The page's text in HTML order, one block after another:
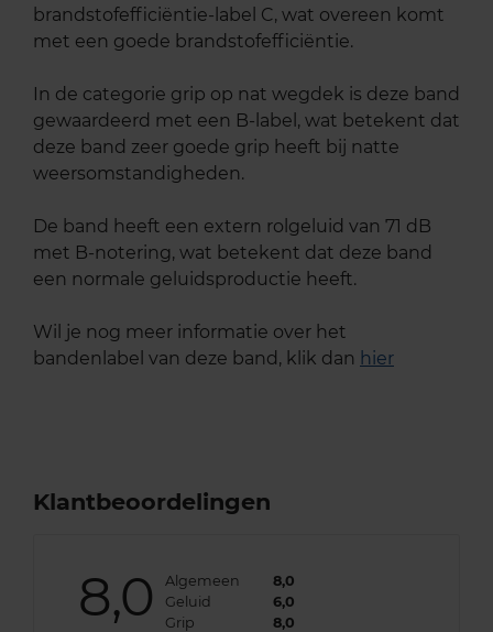
brandstofefficiëntie-label C, wat overeen komt
met een goede brandstofefficiëntie.
In de categorie grip op nat wegdek is deze band
gewaardeerd met een B-label, wat betekent dat
deze band zeer goede grip heeft bij natte
weersomstandigheden.
De band heeft een extern rolgeluid van 71 dB
met B-notering, wat betekent dat deze band
een normale geluidsproductie heeft.
Wil je nog meer informatie over het
bandenlabel van deze band, klik dan hier
Klantbeoordelingen
8,0 Algemeen
8,0
Geluid
6,0
Grip
8,0